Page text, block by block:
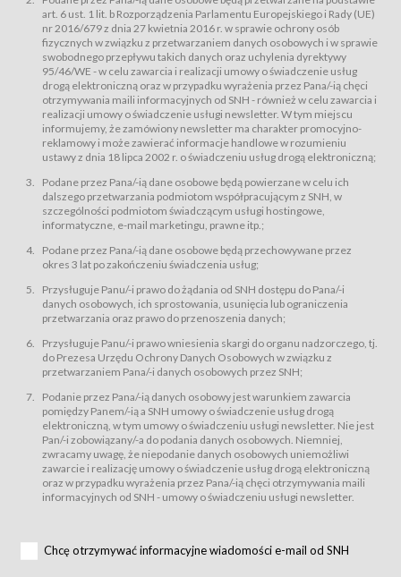
Sklep – sklep internetowy prowadzony przez Usługodawcę w Serwisie;
Regulamin – niniejszy regulamin.
§ 2
Postanowienia ogólne
Regulamin określa zasady:
świadczenia Usługobiorcom Usług przez Usługodawcę, z
zastrzeżeniem usług, o których mowa w ust. 2 pkt. 4 i 5 poniżej, których
zasady świadczenia precyzują odrębne regulaminy,
przetwarzania przez Usługodawcę danych osobowych Usługobiorców
będących osobami fizycznymi.
świadczy Usługi drogą elektroniczną w rozumieniu ustawy z dnia 18 lipca
2002 r. o świadczeniu usług drogą elektroniczną (Dz.U. z 2002 r., Nr 144, poz.
1204, z późń. zm.). Usługi świadczone są nieodpłatnie.
usługę przeglądania i odczytywania przez Usługobiorców materiałów
zamieszczanych w Serwisie,
usługę utrzymywania konta użytkownika w Serwisie,
usługę newsletter,
usługę zawierania na odległość umów nabycia Karnetów i Biletów,
usługę zawierania na odległość umów sprzedaży w Sklepie.
dnia 18 lipca 2002 r. o świadczeniu usług drogą elektroniczną (Dz.U. z 2002
r., Nr 144, poz. 1204, z późń. zm.). Usługi świadczone są nieodpłatnie.
Na zasadach określonych w Regulaminie dostęp do Serwisu jest otwarty dla
Usługobiorca przed rozpoczęciem korzystania z Serwisu jest zobowiązany
zapoznać się z Regulaminem. Założenie konta w Serwisie oraz zamówienie
usługi newsletter za pośrednictwem przeznaczonego do tego formularza
zamieszczonego na stronach Serwisu dostępnych dla wszystkich
Usługobiorców wymaga akceptacji postanowień Regulaminu.
Usługobiorca zobowiązany jest do przestrzegania postanowień Regulaminu
od chwili rozpoczęcia korzystania z Serwisu.
Regulamin jest udostępniony Usługobiorcom nieodpłatnie za
Warunki techniczne korzystania z Usług
art. 6 ust. 1 lit. b Rozporządzenia Parlamentu Europejskiego i Rady (UE)
nr 2016/679 z dnia 27 kwietnia 2016 r. w sprawie ochrony osób
fizycznych w związku z przetwarzaniem danych osobowych i w sprawie
swobodnego przepływu takich danych oraz uchylenia dyrektywy
95/46/WE - w celu zawarcia i realizacji umowy o świadczenie usług
drogą elektroniczną oraz w przypadku wyrażenia przez Pana/-ią chęci
otrzymywania maili informacyjnych od SNH - również w celu zawarcia i
realizacji umowy o świadczenie usługi newsletter. W tym miejscu
informujemy, że zamówiony newsletter ma charakter promocyjno-
reklamowy i może zawierać informacje handlowe w rozumieniu
ustawy z dnia 18 lipca 2002 r. o świadczeniu usług drogą elektroniczną;
Podane przez Pana/-ią dane osobowe będą powierzane w celu ich
dalszego przetwarzania podmiotom współpracującym z SNH, w
szczególności podmiotom świadczącym usługi hostingowe,
informatyczne, e-mail marketingu, prawne itp.;
Podane przez Pana/-ią dane osobowe będą przechowywane przez
okres 3 lat po zakończeniu świadczenia usług;
Przysługuje Panu/-i prawo do żądania od SNH dostępu do Pana/-i
danych osobowych, ich sprostowania, usunięcia lub ograniczenia
przetwarzania oraz prawo do przenoszenia danych;
Przysługuje Panu/-i prawo wniesienia skargi do organu nadzorczego, tj.
do Prezesa Urzędu Ochrony Danych Osobowych w związku z
przetwarzaniem Pana/-i danych osobowych przez SNH;
Podanie przez Pana/-ią danych osobowy jest warunkiem zawarcia
pomiędzy Panem/-ią a SNH umowy o świadczenie usług drogą
elektroniczną, w tym umowy o świadczeniu usługi newsletter. Nie jest
Pan/-i zobowiązany/-a do podania danych osobowych. Niemniej,
zwracamy uwagę, że niepodanie danych osobowych uniemożliwi
zawarcie i realizację umowy o świadczenie usług drogą elektroniczną
oraz w przypadku wyrażenia przez Pana/-ią chęci otrzymywania maili
informacyjnych od SNH - umowy o świadczeniu usługi newsletter.
Chcę otrzymywać informacyjne wiadomości e-mail od SNH